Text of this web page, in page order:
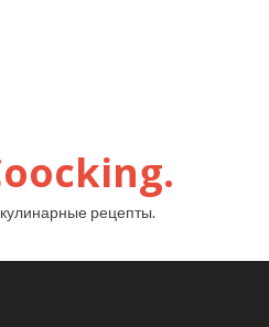
рецепты.